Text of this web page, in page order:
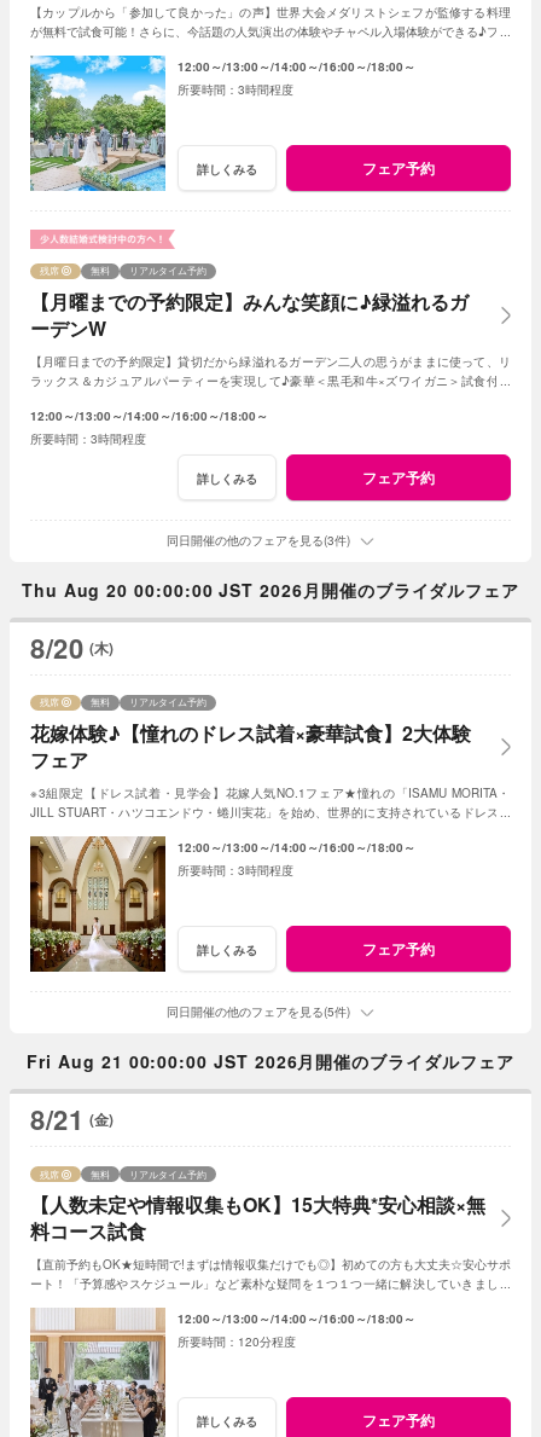
【カップルから「参加して良かった」の声】世界大会メダリストシェフが監修する料理
が無料で試食可能！さらに、今話題の人気演出の体験やチャペル入場体験ができる♪フェ
12:00～ 13:00～ 14:00～ 16:00～ 18:00～
3時間程度
詳しくみる フェア予約
【月曜までの予約限定】みんな笑顔に♪緑溢れるガ
ーデンW
残席 無料 リアルタイム予約
【月曜日までの予約限定】貸切だから緑溢れるガーデン二人の思うがままに使って、リ
ラックス＆カジュアルパーティーを実現して♪豪華＜黒毛和牛×ズワイガニ＞試食付き
12:00～ 13:00～ 14:00～ 16:00～ 18:00～
3時間程度
詳しくみる フェア予約
同日開催の他のフェアを見る(3件)
Thu Aug 20 00:00:00 JST 2026月開催のブライダルフェア
8/20 (木)
花嫁体験♪【憧れのドレス試着×豪華試食】2大体験
フェア
残席 無料 リアルタイム予約
※3組限定【ドレス試着・見学会】花嫁人気NO.1フェア★憧れの「ISAMU MORITA・
JILL STUART・ハツコエンドウ・蜷川実花」を始め、世界的に支持されているドレスと
12:00～ 13:00～ 14:00～ 16:00～ 18:00～
3時間程度
詳しくみる フェア予約
同日開催の他のフェアを見る(5件)
Fri Aug 21 00:00:00 JST 2026月開催のブライダルフェア
8/21 (金)
【人数未定や情報収集もOK】15大特典*安心相談×無
料コース試食
残席 無料 リアルタイム予約
【直前予約もOK★短時間で!まずは情報収集だけでも◎】初めての方も大丈夫☆安心サポ
ート！「予算感やスケジュール」など素朴な疑問を１つ１つ一緒に解決していきましょ
12:00～ 13:00～ 14:00～ 16:00～ 18:00～
120分程度
詳しくみる フェア予約